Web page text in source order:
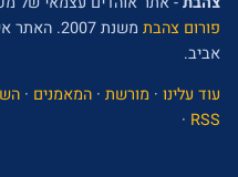
פורום צהבת
משנת
אביב.
עוד עלינו · מורשת · המאמנים ·
· RSS